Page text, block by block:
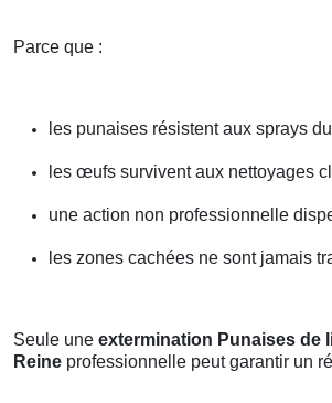
Parce que :
les punaises résistent aux sprays
les œufs survivent aux nettoyages
une action non professionnelle
les zones cachées ne sont jamais
Seule une extermination Punaises de
Reine professionnelle peut garantir un